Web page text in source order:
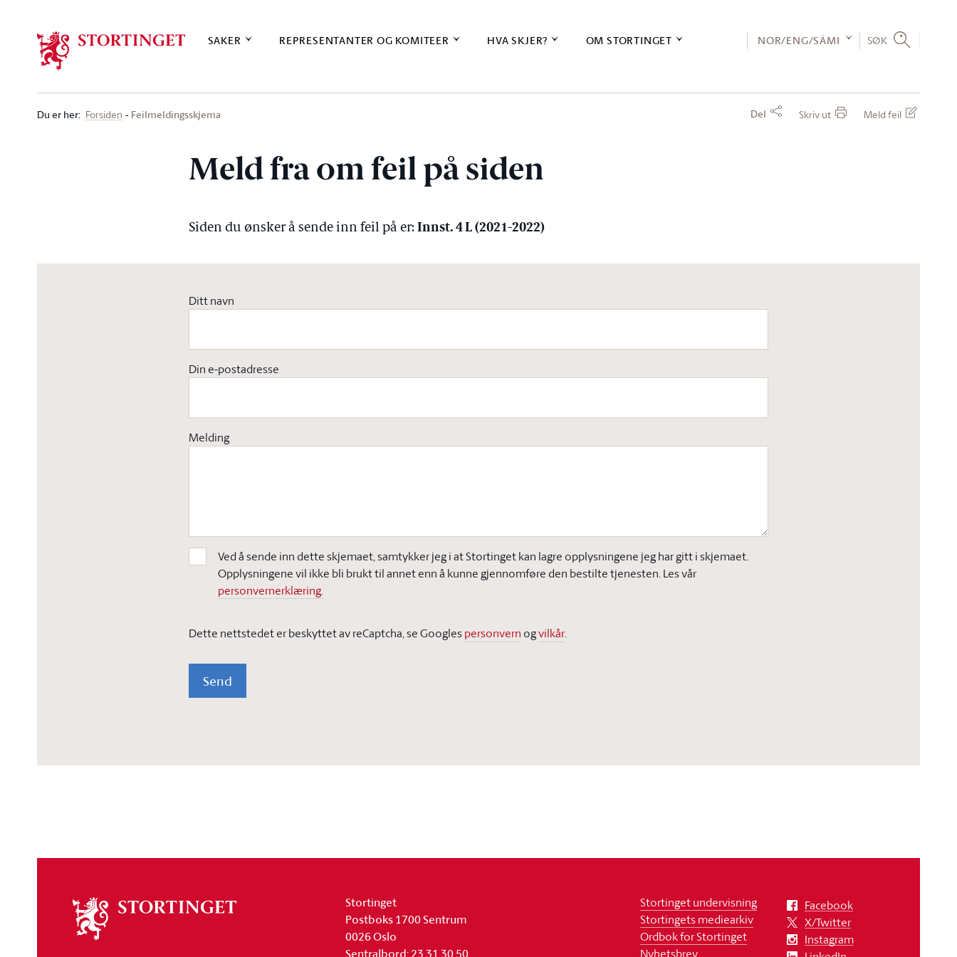
SAKER REPRESENTANTER OG KOMITEER HVA SKJER? OM STORTINGET NOR/ENG/SÁMI SØK
Du er her: Forsiden Feilmeldingsskjema Del Skriv ut Meld feil
Meld fra om feil på siden
Siden du ønsker å sende inn feil på er:Innst. 4 L (2021-2022)
Ditt navn
Din e-postadresse
Melding
Ved å sende inn dette skjemaet, samtykker jeg i at Stortinget kan lagre opplysningene jeg har gitt i skjemaet.
Opplysningene vil ikke bli brukt til annet enn å kunne gjennomføre den bestilte tjenesten. Les vår
personvernerklæring.
Dette nettstedet er beskyttet av reCaptcha, se Googlespersonvern ogvilkår.
Send
stortinget
Stortinget
Postboks 1700 Sentrum
0026 Oslo
Sentralbord: 23 31 30 50
Stortinget undervisning
Stortingets mediearkiv
Ordbok for Stortinget
Nyhetsbrev
Facebook
X/Twitter
Instagram